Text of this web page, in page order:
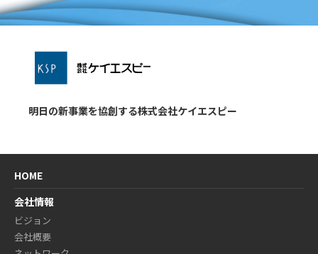
企
業
ト
ワー
ク企
明日の新事業を協創する株式会社ケイエスピー
HOME
会社情報
ビジョン
会社概要